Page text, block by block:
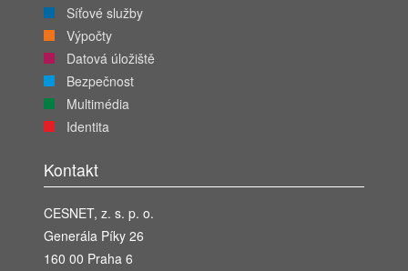
Síťové služby
Výpočty
Datová úložiště
Bezpečnost
Multimédia
Identita
Kontakt
CESNET, z. s. p. o.
Generála Píky 26
160 00 Praha 6